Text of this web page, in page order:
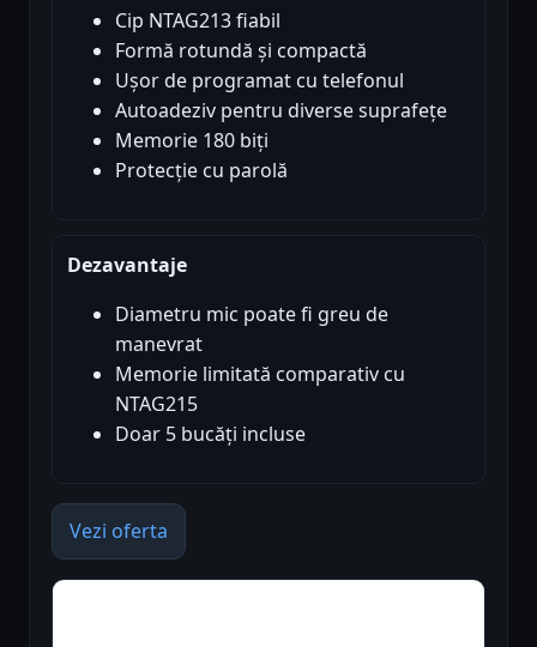
Cip NTAG213 fiabil
Formă rotundă și compactă
Ușor de programat cu telefonul
Autoadeziv pentru diverse suprafețe
Memorie 180 biți
Protecție cu parolă
Dezavantaje
Diametru mic poate fi greu de
manevrat
Memorie limitată comparativ cu
NTAG215
Doar 5 bucăți incluse
Vezi oferta